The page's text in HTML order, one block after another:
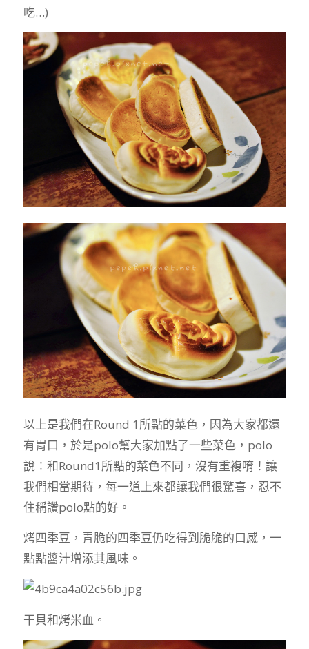
吃…)
以上是我們在Round 1所點的菜色，因為大家都還
有胃口，於是polo幫大家加點了一些菜色，polo
說：和Round1所點的菜色不同，沒有重複唷！讓
我們相當期待，每一道上來都讓我們很驚喜，忍不
住稱讚polo點的好。
烤四季豆，青脆的四季豆仍吃得到脆脆的口感，一
點點醬汁增添其風味。
干貝和烤米血。